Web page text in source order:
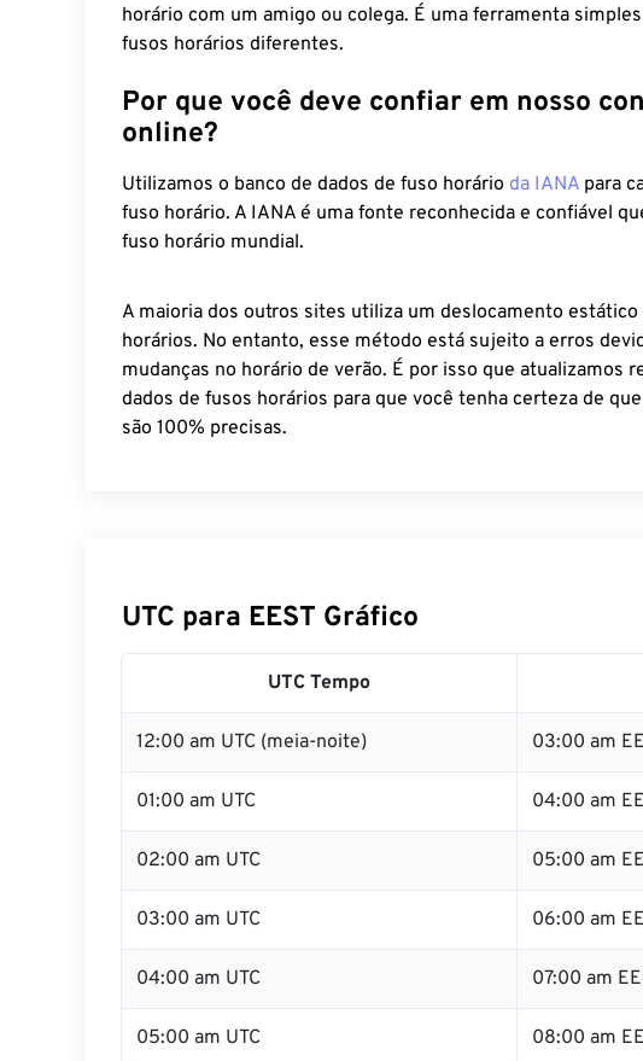
horário com um amigo ou colega. É uma ferramenta
fusos horários diferentes.
Por que você deve confiar em nosso
online?
Utilizamos o banco de dados de fuso horário da IANA para
fuso horário. A IANA é uma fonte reconhecida e confiável
fuso horário mundial.
A maioria dos outros sites utiliza um deslocamento
horários. No entanto, esse método está sujeito a erros
mudanças no horário de verão. É por isso que atualizamos
dados de fusos horários para que você tenha certeza de
são 100% precisas.
UTC para EEST Gráfico
UTC Tempo
12:00 am UTC (meia-noite) 03:00 am
01:00 am UTC 04:00 am
02:00 am UTC 05:00 am
03:00 am UTC 06:00 am
04:00 am UTC 07:00 am
05:00 am UTC 08:00 am